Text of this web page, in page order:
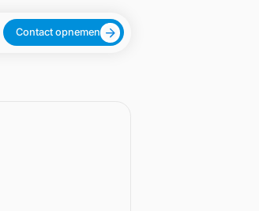
Contact opnemen